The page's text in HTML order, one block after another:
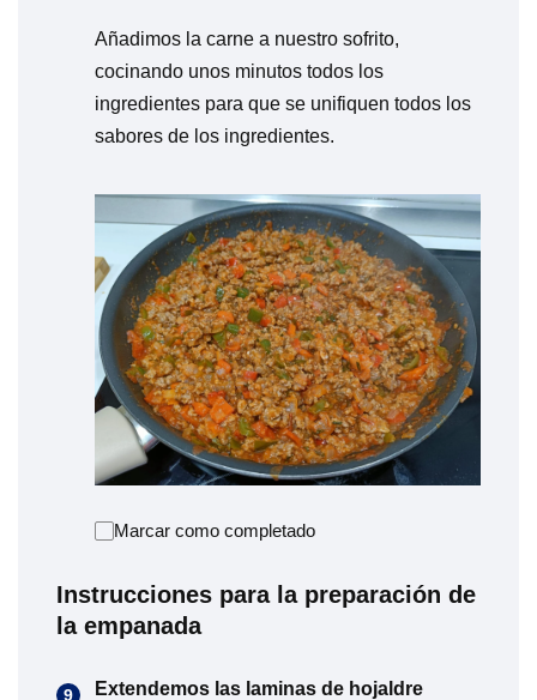
Añadimos la carne a nuestro sofrito,
cocinando unos minutos todos los
ingredientes para que se unifiquen todos los
sabores de los ingredientes.
Marcar como completado
Instrucciones para la preparación de
la empanada
Extendemos las laminas de hojaldre